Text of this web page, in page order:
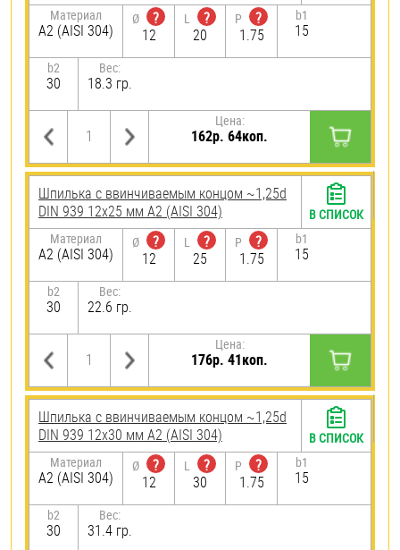
Материал
А2 (AISI 304)
Ø
?
12
L
?
20
P
?
1.75
b1
15
b2
30
Вес:
18.3 гр.
Цена:
162р. 64коп.
Шпилька c ввинчиваемым концом ~1,25d
DIN 939 12х25 мм А2 (AISI 304)
Материал
А2 (AISI 304)
Ø
?
12
L
?
25
P
?
1.75
b1
15
b2
30
Вес:
22.6 гр.
Цена:
176р. 41коп.
В СПИСОК
Шпилька c ввинчиваемым концом ~1,25d
DIN 939 12х30 мм А2 (AISI 304)
Материал
А2 (AISI 304)
Ø
?
12
L
?
30
P
?
1.75
b1
15
b2
30
Вес:
31.4 гр.
В СПИСОК